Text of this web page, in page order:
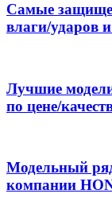
Самые
влаги/ударов
Лучшие
по цене/
Модельный
компании